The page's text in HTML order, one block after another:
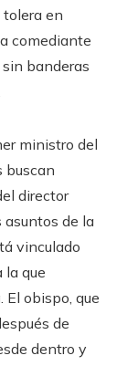
tolera en
comediante
banderas
ministro del
buscan
director
asuntos de la
vinculado
la que
El obispo, que
de
dentro y